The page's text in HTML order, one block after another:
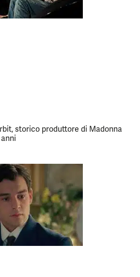
storico produttore di Madonna